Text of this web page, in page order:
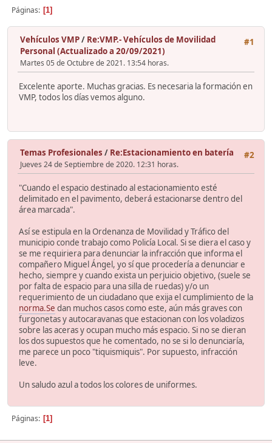
Páginas 1
#1
Vehículos VMP/ Re:VMP.- Vehículos de Movilidad
Personal (Actualizado a 20/09/2021)
Martes 05 de Octubre de 2021. 13:54 horas.
Excelente aporte. Muchas gracias. Es necesaria la formación en
VMP, todos los días vemos alguno.
#2
Temas Profesionales / Re:Estacionamiento en batería
Jueves 24 de Septiembre de 2020. 12:31 horas.
"Cuando el espacio destinado al estacionamiento esté
delimitado en el pavimento, deberá estacionarse dentro del
área marcada".
Así se estipula en la Ordenanza de Movilidad y Tráfico del
municipio conde trabajo como Policía Local. Si se diera el caso y
se me requiriera para denunciar la infracción que informa el
compañero Miguel Ángel, yo sí que procedería a denunciar e
hecho, siempre y cuando exista un perjuicio objetivo, (suele se
por falta de espacio para una silla de ruedas) y/o un
requerimiento de un ciudadano que exija el cumplimiento de la
norma.Se dan muchos casos como este, aún más graves con
furgonetas y autocaravanas que estacionan con los voladizos
sobre las aceras y ocupan mucho más espacio. Si no se dieran
los dos supuestos que he comentado, no se si lo denunciaría,
me parece un poco "tiquismiquis". Por supuesto, infracción
leve.
Un saludo azul a todos los colores de uniformes.
Páginas 1